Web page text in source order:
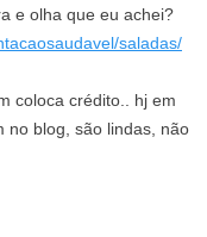
e olha que eu achei?
saladas/
coloca crédito.. hj em
no blog, são lindas, não